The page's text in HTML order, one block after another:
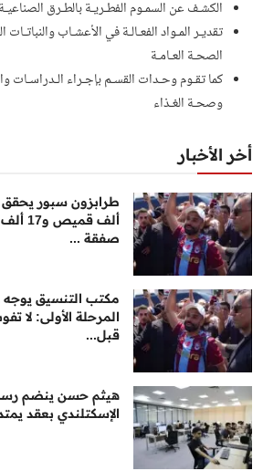
الكشـف عن السمـوم الفطـريـة بالطـرق الصناعيـة
تقديـر المـواد الفعـالـة في الأعشـاب والنباتـات
الصحـة العـامـة
كما تقـوم وحـدات القسـم بإجـراء
وصحـة الغـذاء
أخر الأخبار
ألف
صفقة ...
مكتب التنسيق
المرحلة الأولى: لا
قبل...
هيثم حسن ينضم
الإسكتلندي بعقد